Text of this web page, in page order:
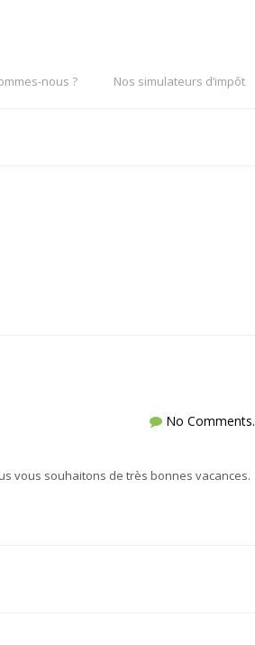
nous ? Nos simulateurs d’impôt
No Comments.
vous souhaitons de très bonnes vacances.